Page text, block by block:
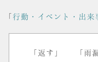
「行動・イベント・出来
「返す」 「雨